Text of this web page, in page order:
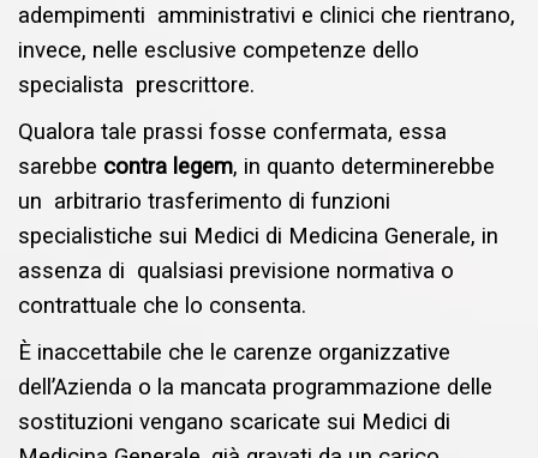
adempimenti amministrativi e clinici che rientrano,
invece, nelle esclusive competenze dello
specialista prescrittore.
Qualora tale prassi fosse confermata, essa
sarebbe contra legem, in quanto determinerebbe
un arbitrario trasferimento di funzioni
specialistiche sui Medici di Medicina Generale, in
assenza di qualsiasi previsione normativa o
contrattuale che lo consenta.
È inaccettabile che le carenze organizzative
dell’Azienda o la mancata programmazione delle
sostituzioni vengano scaricate sui Medici di